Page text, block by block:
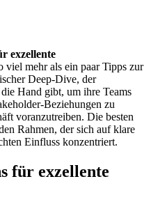
exzellente
viel mehr als ein paar Tipps zur
Deep-Dive, der
Hand gibt, um ihre Teams
Beziehungen zu
voranzutreiben. Die besten
Rahmen, der sich auf klare
Einfluss konzentriert.
für exzellente